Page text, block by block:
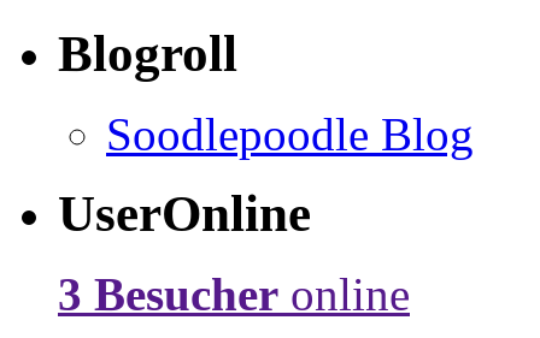
Blogroll
Soodlepoodle Blog
UserOnline
3 Besucher online